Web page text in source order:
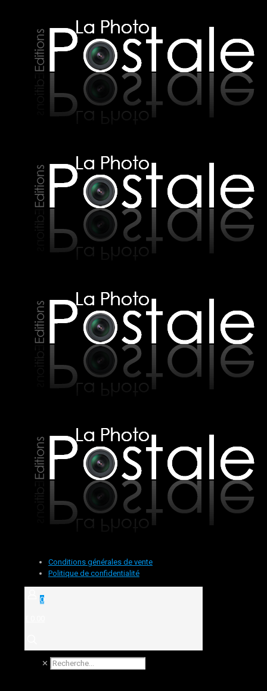
Conditions générales de vente
Politique de confidentialité
0
✕